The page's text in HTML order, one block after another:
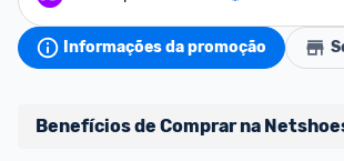
Informações da promoção
Benefícios de Comprar na